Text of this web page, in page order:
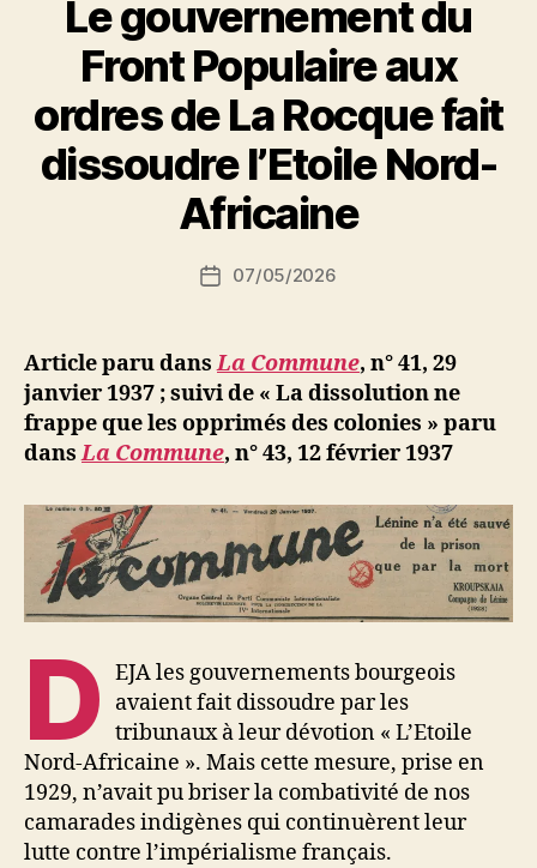
de
Nord-
Africaine »
Le gouvernement du
Front Populaire aux
ordres de La Rocque fait
dissoudre l’Etoile Nord-
Africaine
Auteur
de
a
N
ji
b
Date07/05/2026
Article paru dansLa Commune, n° 41, 29
janvier 1937 ; suivi de « La dissolution ne
frappe que les opprimés des colonies » paru
dansLa Commune, n° 43, 12 février 1937
D EJA les gouvernements bourgeois
avaient fait dissoudre par les
tribunaux à leur dévotion « L’Etoile
Nord-Africaine ». Mais cette mesure, prise en
1929, n’avait pu briser la combativité de nos
camarades indigènes qui continuèrent leur
lutte contre l’impérialisme français.